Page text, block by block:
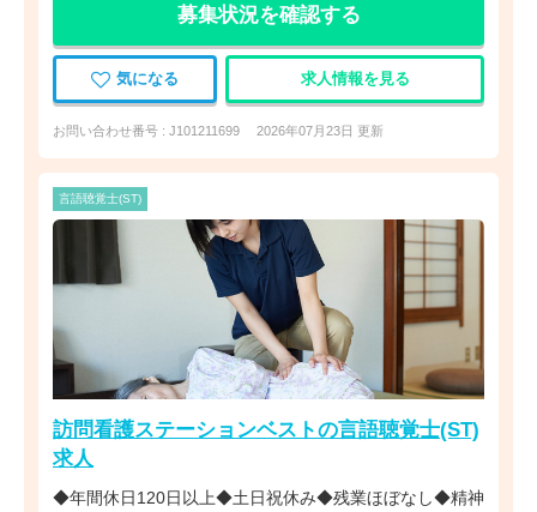
募集状況を確認する
気になる 求人情報を見る
お問い合わせ番号 : J101211699 2026年07月23日 更新
言語聴覚士(ST)
訪問看護ステーションベストの言語聴覚士(ST)
求人
◆年間休日120日以上◆土日祝休み◆残業ほぼなし◆精神